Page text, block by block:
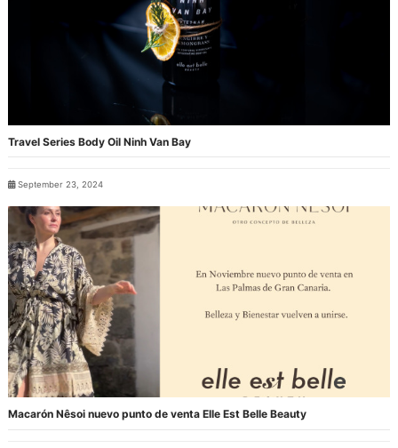
Travel Series Body Oil Ninh Van Bay
September 23, 2024
Macarón Nêsoi nuevo punto de venta Elle Est Belle Beauty